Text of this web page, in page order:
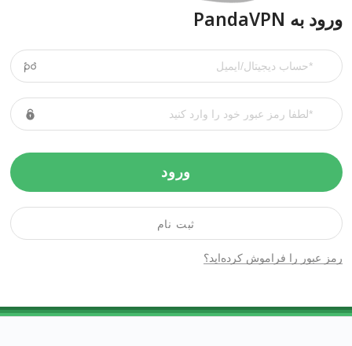
ورود به PandaVPN
ورود
رمز عبور را فراموش کرده‌اید؟
ثبت نام